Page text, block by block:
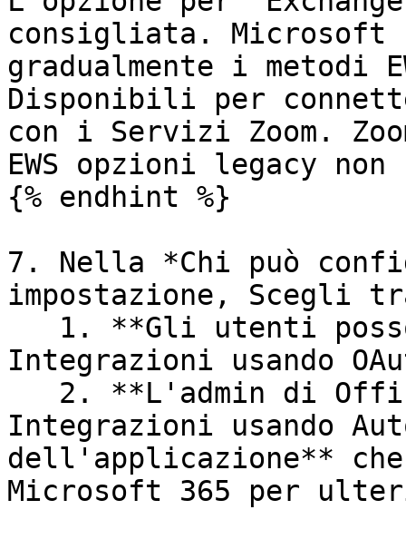
consigliata.
gradualmente i metodi
Disponibili per
con i Servizi Zoom.
EWS opzioni legacy
{% endhint %}
7. Nella *Chi può
impostazione, Scegli
Integrazioni usando
Integrazioni usando
dell'applicazione**
Microsoft 365 per